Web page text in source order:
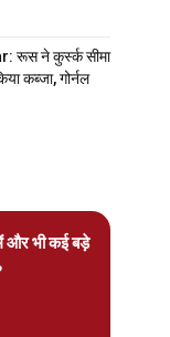
रूस ने कुर्स्क सीमा
कब्जा, गोर्नल
और भी कई बड़े